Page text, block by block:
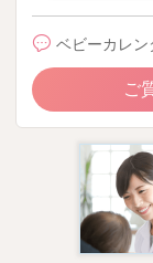
ベビーカレ
ご